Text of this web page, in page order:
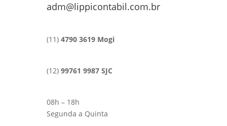
adm@lippicontabil.com.br
(11) 4790 3619 Mogi
(12) 99761 9987 SJC
08h – 18h
Segunda a Quinta